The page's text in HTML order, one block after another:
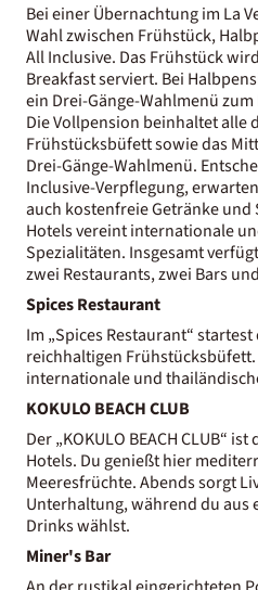
Bei einer Übernachtung im La
Wahl zwischen Frühstück,
All Inclusive. Das Frühstück
Breakfast serviert. Bei
ein Drei-Gänge-Wahlmenü
Die Vollpension beinhaltet alle
Frühstücksbüfett sowie das
Drei-Gänge-Wahlmenü.
Inclusive-Verpflegung,
auch kostenfreie Getränke und
Hotels vereint internationale
Spezialitäten. Insgesamt
zwei Restaurants, zwei Bars
Spices Restaurant
Im „Spices Restaurant“
reichhaltigen
internationale und
KOKULO BEACH CLUB
Der „KOKULO BEACH CLUB“
Hotels. Du genießt hier
Meeresfrüchte. Abends sorgt
Unterhaltung, während du aus
Drinks wählst.
Miner's Bar